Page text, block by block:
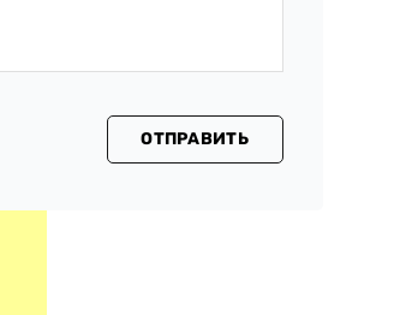
ОТПРАВИТЬ